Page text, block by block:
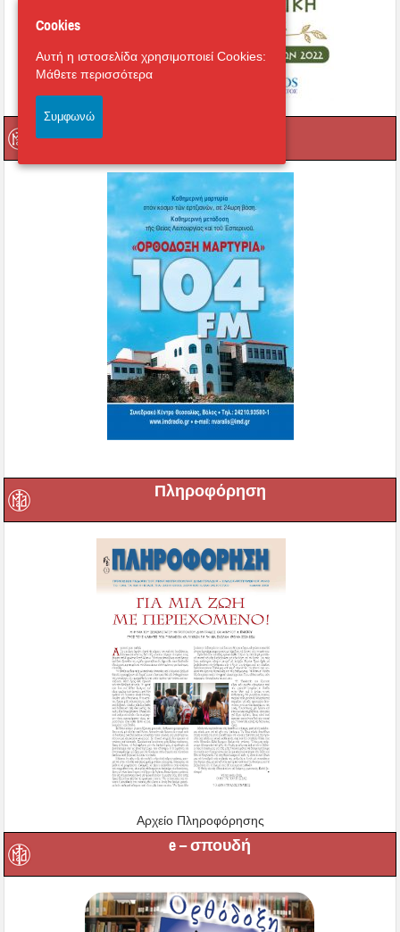
Πληροφόρηση
Αρχείο Πληροφόρησης
e – σπουδή
Cookies
Αυτή η ιστοσελίδα χρησιμοποιεί Cookies:
Μάθετε περισσότερα
Συμφωνώ